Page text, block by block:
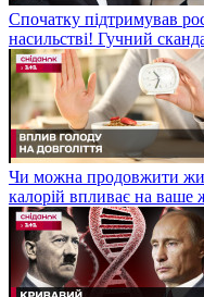
Спочатку підтримував
насильстві! Гучний
Чи можна продовжити
калорій впливає на ваше